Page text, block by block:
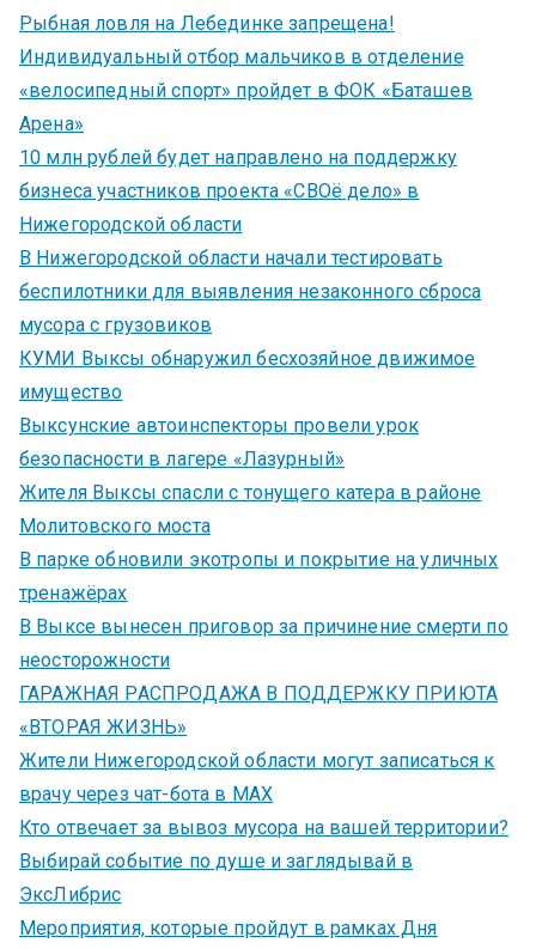
Рыбная ловля на Лебединке запрещена!
Индивидуальный отбор мальчиков в отделение
«велосипедный спорт» пройдет в ФОК «Баташев
Арена»
10 млн рублей будет направлено на поддержку
бизнеса участников проекта «СВОё дело» в
Нижегородской области
В Нижегородской области начали тестировать
беспилотники для выявления незаконного сброса
мусора с грузовиков
КУМИ Выксы обнаружил бесхозяйное движимое
имущество
Выксунские автоинспекторы провели урок
безопасности в лагере «Лазурный»
Жителя Выксы спасли с тонущего катера в районе
Молитовского моста
В парке обновили экотропы и покрытие на уличных
тренажёрах
В Выксе вынесен приговор за причинение смерти по
неосторожности
ГАРАЖНАЯ РАСПРОДАЖА В ПОДДЕРЖКУ ПРИЮТА
«ВТОРАЯ ЖИЗНЬ»
Жители Нижегородской области могут записаться к
врачу через чат-бота в MAX
Кто отвечает за вывоз мусора на вашей территории?
Выбирай событие по душе и заглядывай в
ЭксЛибрис
Мероприятия, которые пройдут в рамках Дня